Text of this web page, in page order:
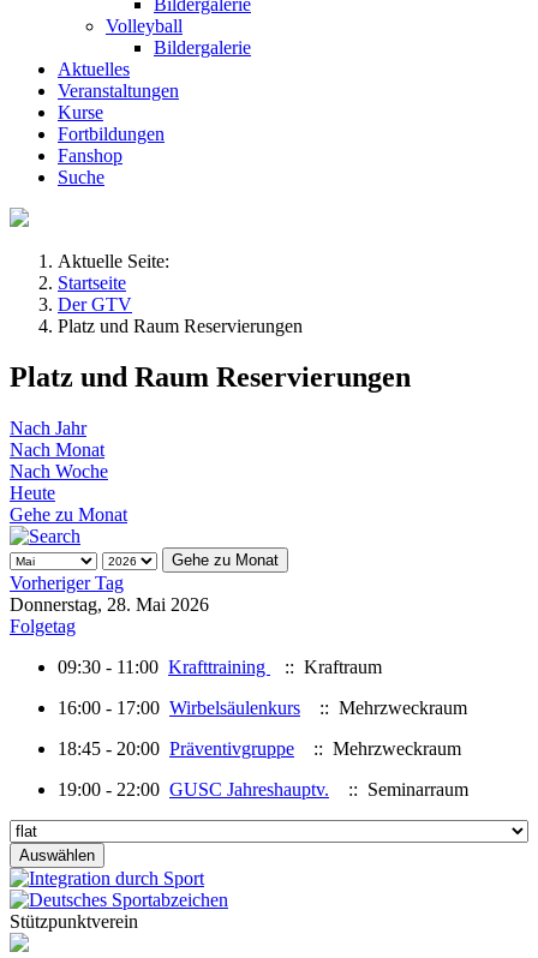
Bildergalerie
Volleyball
Bildergalerie
Aktuelles
Veranstaltungen
Kurse
Fortbildungen
Fanshop
Suche
Aktuelle Seite:
Startseite
Der GTV
Platz und Raum Reservierungen
Platz und Raum Reservierungen
Nach Jahr
Nach Monat
Nach Woche
Heute
Gehe zu Monat
Gehe zu Monat
Vorheriger Tag
Donnerstag, 28. Mai 2026
Folgetag
09:30 - 11:00 Krafttraining
:: Kraftraum
16:00 - 17:00 Wirbelsäulenkurs
:: Mehrzweckraum
18:45 - 20:00 Präventivgruppe
:: Mehrzweckraum
19:00 - 22:00 GUSC Jahreshauptv. :: Seminarraum
Stützpunktverein